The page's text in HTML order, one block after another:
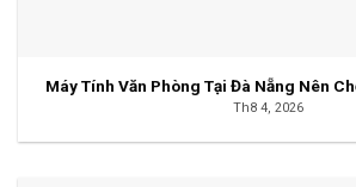
Máy Tính Văn Phòng Tại Đà Nẵng Nên
Th8 4, 2026